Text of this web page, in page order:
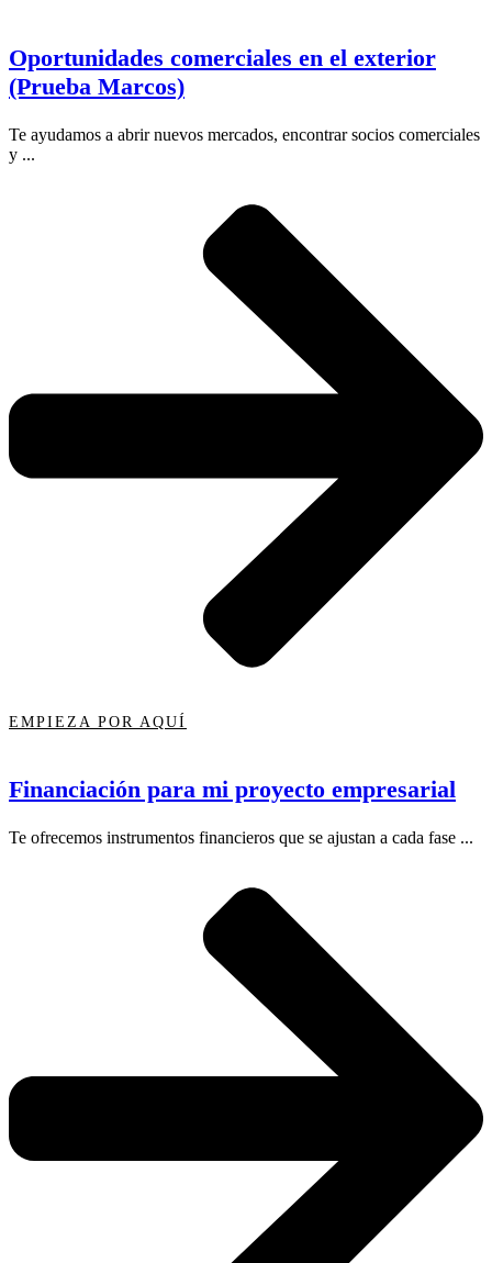
Oportunidades comerciales en el exterior
(Prueba Marcos)
Te ayudamos a abrir nuevos mercados, encontrar socios comerciales
y ...
EMPIEZA POR AQUÍ
Financiación para mi proyecto empresarial
Te ofrecemos instrumentos financieros que se ajustan a cada fase ...